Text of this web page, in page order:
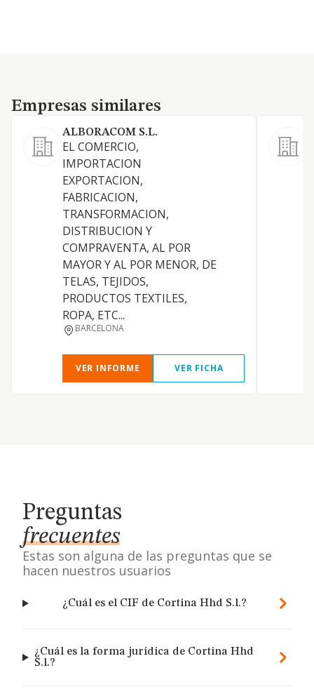
Empresas similares
Empresas similares
ALBORACOM S.L.
EL COMERCIO,
IMPORTACION
EXPORTACION,
FABRICACION,
TRANSFORMACION,
DISTRIBUCION Y
COMPRAVENTA, AL POR
MAYOR Y AL POR MENOR, DE
TELAS, TEJIDOS,
PRODUCTOS TEXTILES,
ROPA, ETC...
BARCELONA
VER INFORME VER FICHA
Preguntas
frecuentes
Estas son alguna de las preguntas que se
hacen nuestros usuarios
¿Cuál es el CIF de Cortina Hhd S.l.?
¿Cuál es la forma jurídica de Cortina Hhd
S.l.?